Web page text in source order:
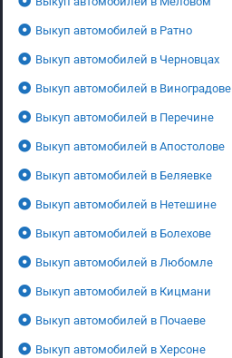
Выкуп автомобилей в Ратно
Выкуп автомобилей в Черновцах
Выкуп автомобилей в Виноградове
Выкуп автомобилей в Перечине
Выкуп автомобилей в Апостолове
Выкуп автомобилей в Беляевке
Выкуп автомобилей в Нетешине
Выкуп автомобилей в Болехове
Выкуп автомобилей в Любомле
Выкуп автомобилей в Кицмани
Выкуп автомобилей в Почаеве
Выкуп автомобилей в Херсоне